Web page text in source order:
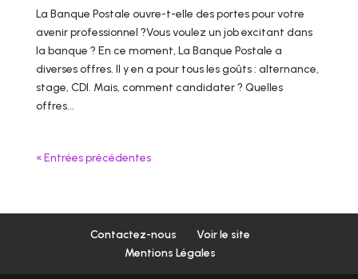
La Banque Postale ouvre-t-elle des portes pour votre
avenir professionnel ?Vous voulez un job excitant dans
la banque ? En ce moment, La Banque Postale a
diverses offres. Il y en a pour tous les goûts : alternance,
stage, CDI. Mais, comment candidater ? Quelles
offres...
« Entrées précédentes
Contactez-nous
Voir le site
Mentions Légales